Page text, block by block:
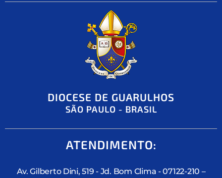
DIOCESE DE GUARULHOS
SÃO PAULO - BRASIL
ATENDIMENTO:
Av. Gilberto Dini, 519 - Jd. Bom Clima - 07122-210 –